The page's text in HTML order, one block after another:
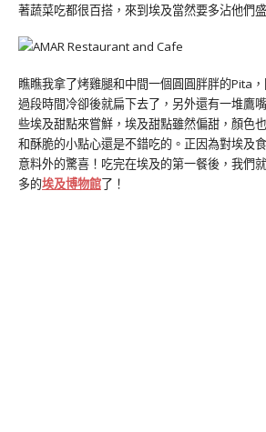
著蔬菜吃都很百搭，來到埃及當然要多沾他們
瞧瞧我拿了烤雞腿和中間一個圓圓胖胖的Pita
過段時間冷卻後就扁下去了，另外還有一堆鷹
些埃及甜點來嘗鮮，埃及甜點雖然偏甜，顏色
和酥脆的小點心還是不錯吃的。正因為對埃及
意料外的驚喜！吃完在埃及的第一餐後，我們
多的埃及博物館了！